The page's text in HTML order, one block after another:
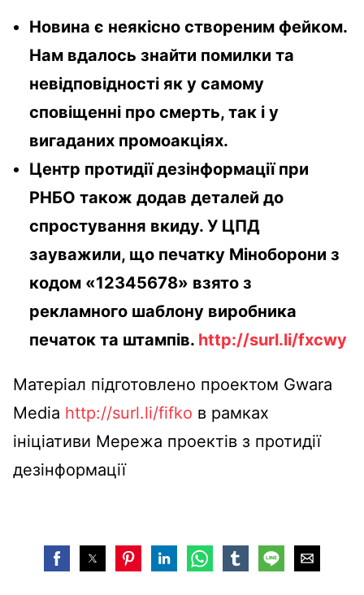
Новина є неякісно створеним фейком.
Нам вдалось знайти помилки та
невідповідності як у самому
сповіщенні про смерть, так і у
вигаданих промоакціях.
Центр протидії дезінформації при
РНБО також додав деталей до
спростування вкиду. У ЦПД
зауважили, що печатку Міноборони з
кодом «12345678» взято з
рекламного шаблону виробника
печаток та штампів. http://surl.li/fxcwy
Матеріал підготовлено проектом Gwara
Media http://surl.li/fifko в рамках
ініціативи Мережа проектів з протидії
дезінформації